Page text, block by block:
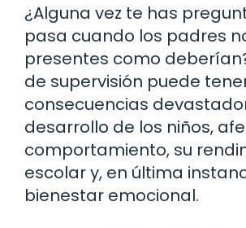
¿Alguna vez te has
pasa cuando los padres
presentes como
de supervisión puede
consecuencias
desarrollo de los niños,
comportamiento, su
escolar y, en última
bienestar emocional.